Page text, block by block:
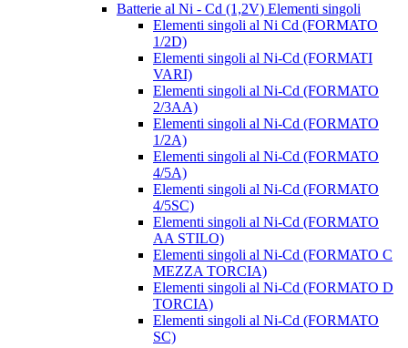
Batterie al Ni - Cd (1,2V) Elementi singoli
Elementi singoli al Ni Cd (FORMATO
1/2D)
Elementi singoli al Ni-Cd (FORMATI
VARI)
Elementi singoli al Ni-Cd (FORMATO
2/3AA)
Elementi singoli al Ni-Cd (FORMATO
1/2A)
Elementi singoli al Ni-Cd (FORMATO
4/5A)
Elementi singoli al Ni-Cd (FORMATO
4/5SC)
Elementi singoli al Ni-Cd (FORMATO
AA STILO)
Elementi singoli al Ni-Cd (FORMATO C
MEZZA TORCIA)
Elementi singoli al Ni-Cd (FORMATO D
TORCIA)
Elementi singoli al Ni-Cd (FORMATO
SC)